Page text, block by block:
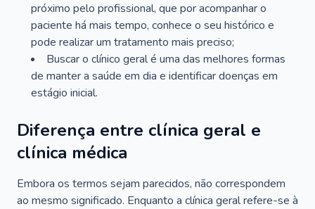
próximo pelo profissional, que por acompanhar o
paciente há mais tempo, conhece o seu histórico e
pode realizar um tratamento mais preciso;
Buscar o clínico geral é uma das melhores formas
de manter a saúde em dia e identificar doenças em
estágio inicial.
Diferença entre clínica geral e
clínica médica
Embora os termos sejam parecidos, não correspondem
ao mesmo significado. Enquanto a clínica geral refere-se à